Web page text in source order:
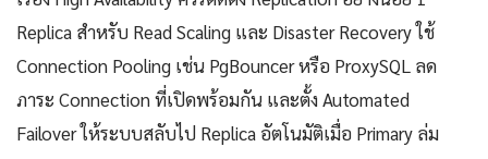
Replica สำหรับ Read Scaling และ Disaster Recovery ใช้
Connection Pooling เช่น PgBouncer หรือ ProxySQL ลด
ภาระ Connection ที่เปิดพร้อมกัน และตั้ง Automated
Failover ให้ระบบสลับไป Replica อัตโนมัติเมื่อ Primary ล่ม